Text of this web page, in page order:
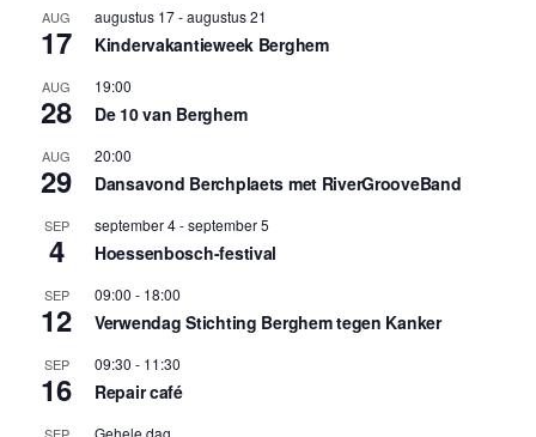
AUG
17
augustus 17-augustus 21
Kindervakantieweek Berghem
AUG
28
19:00
De 10 van Berghem
AUG
29
20:00
Dansavond Berchplaets met RiverGrooveBand
SEP
4
september 4-september 5
Hoessenbosch-festival
SEP
12
09:00 - 18:00
Verwendag Stichting Berghem tegen Kanker
SEP
16
09:30 - 11:30
Repair café
SEP Gehele dag